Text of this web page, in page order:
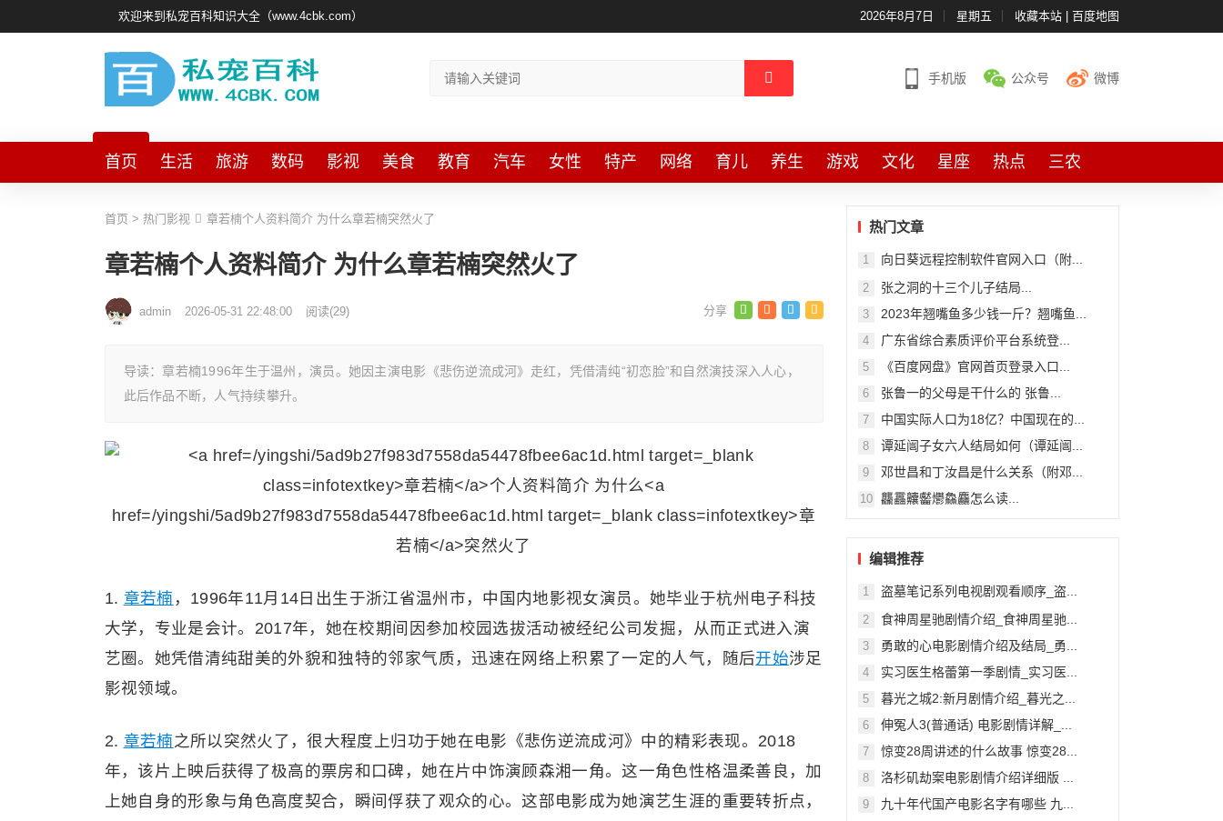
欢迎来到私宠百科知识大全（www.4cbk.com） 2026年8月7日 星期五 收藏本站| 百度地图
手机版 公众号 微博
首页 生活 旅游 数码 影视 美食 教育 汽车 女性 特产 网络 育儿 养生 游戏 文化 星座 热点 三农
首页 > 热门影视 章若楠个人资料简介 为什么章若楠突然火了
章若楠个人资料简介 为什么章若楠突然火了
admin 2026-05-31 22:48:00 阅读(29)
导读：章若楠1996年生于温州，演员。她因主演电影《悲伤逆流成河》走红，凭借清纯“初恋脸”和自然演技深入人心，
此后作品不断，人气持续攀升。
1. 章若楠 ，1996年11月14日出生于浙江省温州市，中国内地影视女演员。她毕业于杭州电子科技
大学，专业是会计。2017年，她在校期间因参加校园选拔活动被经纪公司发掘，从而正式进入演
艺圈。她凭借清纯甜美的外貌和独特的邻家气质，迅速在网络上积累了一定的人气，随后开始涉足
影视领域。
2. 章若楠之所以突然火了，很大程度上归功于她在电影《悲伤逆流成河》中的精彩表现。2018
年，该片上映后获得了极高的票房和口碑，她在片中饰演顾森湘一角。这一角色性格温柔善良，加
上她自身的形象与角色高度契合，瞬间俘获了观众的心。这部电影成为她演艺生涯的重要转折点，
热门文章
1 向日葵远程控制软件官网入口（附...
2 张之洞的十三个儿子结局...
3 2023年翘嘴鱼多少钱一斤？翘嘴鱼...
4 广东省综合素质评价平台系统登...
5 《百度网盘》官网首页登录入口...
6 张鲁一的父母是干什么的 张鲁...
7 中国实际人口为18亿？中国现在的...
8 谭延闿子女六人结局如何（谭延闿...
9 邓世昌和丁汝昌是什么关系（附邓...
10 龘靐齉齾爩鱻麤怎么读...
编辑推荐
1 盗墓笔记系列电视剧观看顺序_盗...
2 食神周星驰剧情介绍_食神周星驰...
3 勇敢的心电影剧情介绍及结局_勇...
4 实习医生格蕾第一季剧情_实习医...
5 暮光之城2:新月剧情介绍_暮光之...
6 伸冤人3(普通话) 电影剧情详解_...
7 惊变28周讲述的什么故事 惊变28...
8 洛杉矶劫案电影剧情介绍详细版 ...
9 九十年代国产电影名字有哪些 九...